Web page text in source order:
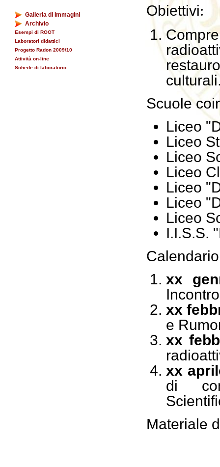
Galleria di Immagini
Archivio
Esempi di ROOT
Laboratori didattici
Progetto Radon 2009/10
Attività on-line
Schede di laboratorio
Obiettivi:
Scuole
Liceo
Liceo
Liceo
Liceo
Liceo
Liceo
Liceo
I.I.S.S.
xx
xx
e
xx
xx
di
Materiale